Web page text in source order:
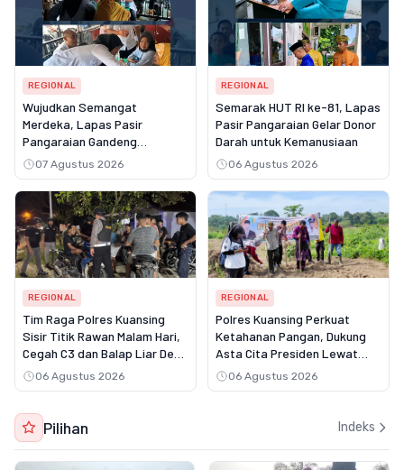
REGIONAL
Wujudkan Semangat
Merdeka, Lapas Pasir
Pangaraian Gandeng
Puskesmas Rambah Layani
Pemeriksaan Kesehatan
Gratis
07 Agustus 2026
REGIONAL
Semarak HUT RI ke-81, Lapas
Pasir Pangaraian Gelar Donor
Darah untuk Kemanusiaan
06 Agustus 2026
REGIONAL
Tim Raga Polres Kuansing
Sisir Titik Rawan Malam Hari,
Cegah C3 dan Balap Liar Demi
Rasa Aman Masyarakat
06 Agustus 2026
REGIONAL
Polres Kuansing Perkuat
Ketahanan Pangan, Dukung
Asta Cita Presiden Lewat
Penanaman Jagung Pipil
06 Agustus 2026
Pilihan Indeks